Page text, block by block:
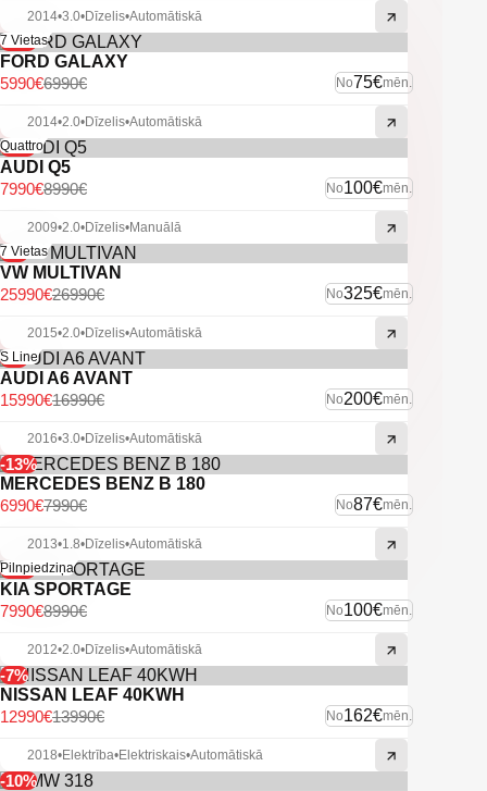
2014•3.0•Dīzelis•Automātiskā
-14%
7 Vietas
FORD GALAXY
No75€mēn.
6990€
5990€
2014•2.0•Dīzelis•Automātiskā
-11%
Quattro
AUDI Q5
No100€mēn.
8990€
7990€
2009•2.0•Dīzelis•Manuālā
-4%
7 Vietas
VW MULTIVAN
No325€mēn.
26990€
25990€
2015•2.0•Dīzelis•Automātiskā
-6%
S Line
AUDI A6 AVANT
No200€mēn.
16990€
15990€
2016•3.0•Dīzelis•Automātiskā
-13%
MERCEDES BENZ B 180
No87€mēn.
7990€
6990€
2013•1.8•Dīzelis•Automātiskā
-11%
Pilnpiedziņa
KIA SPORTAGE
No100€mēn.
8990€
7990€
2012•2.0•Dīzelis•Automātiskā
-7%
NISSAN LEAF 40KWH
No162€mēn.
13990€
12990€
2018•Elektrība•Elektriskais•Automātiskā
-10%